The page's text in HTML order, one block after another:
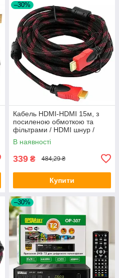
–30%
Кабель HDMI-HDMI 15м, з
посиленою обмоткою та
фільтрами / HDMI шнур /
HDMI провод від комп'ютера
до телевізора
В наявності
339 ₴ 484,29 ₴
Купити
–30%